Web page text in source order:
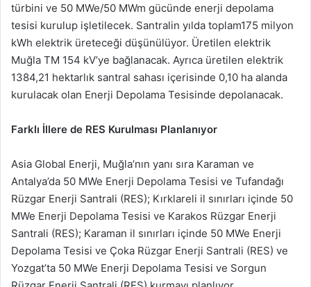
türbini ve 50 MWe/50 MWm gücünde enerji depolama
tesisi kurulup işletilecek. Santralin yılda toplam175 milyon
kWh elektrik üreteceği düşünülüyor. Üretilen elektrik
Muğla TM 154 kV’ye bağlanacak. Ayrıca üretilen elektrik
1384,21 hektarlık santral sahası içerisinde 0,10 ha alanda
kurulacak olan Enerji Depolama Tesisinde depolanacak.
Farklı İllere de RES Kurulması Planlanıyor
Asia Global Enerji, Muğla’nın yanı sıra Karaman ve
Antalya’da 50 MWe Enerji Depolama Tesisi ve Tufandağı
Rüzgar Enerji Santrali (RES); Kırklareli il sınırları içinde 50
MWe Enerji Depolama Tesisi ve Karakos Rüzgar Enerji
Santrali (RES); Karaman il sınırları içinde 50 MWe Enerji
Depolama Tesisi ve Çoka Rüzgar Enerji Santrali (RES) ve
Yozgat’ta 50 MWe Enerji Depolama Tesisi ve Sorgun